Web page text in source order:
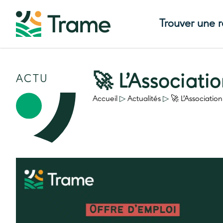
Trouver une
ACTU 🚀
Accueil ▷ Actualités ▷ 🚀